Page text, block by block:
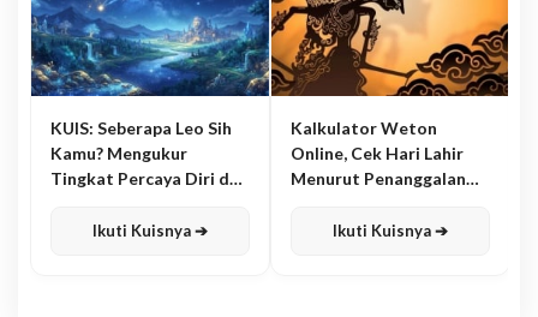
KUIS: Seberapa Leo Sih
Kamu? Mengukur
Tingkat Percaya Diri dan
Ikuti Kuisnya ➔
Kalkulator Weton
Online, Cek Hari Lahir
Menurut Penanggalan
Ikuti Kuisnya ➔